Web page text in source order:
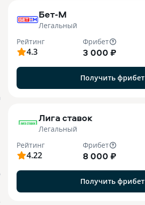
Бет-М
Легальный
Рейтинг
4.3
Фрибет
3 000 ₽
Получить фрибет
Лига ставок
Легальный
Рейтинг
4.22
Фрибет
8 000 ₽
Получить фрибет